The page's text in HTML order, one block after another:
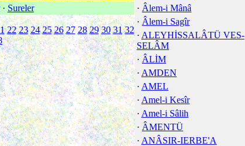
· Âlem-i Mânâ
· Âlem-i Sagîr
· ALEYHİSSALÂTÜ VES-
SELÂM
· ÂLİM
· AMDEN
· AMEL
· Amel-i Kesîr
· Amel-i Sâlih
· ÂMENTÜ
· ANÂSIR-IERBE'A
· Sureler
22 23 24 25 26 27 28 29 30 31 32